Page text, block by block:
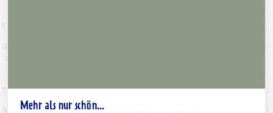
Mehr als nur schön...